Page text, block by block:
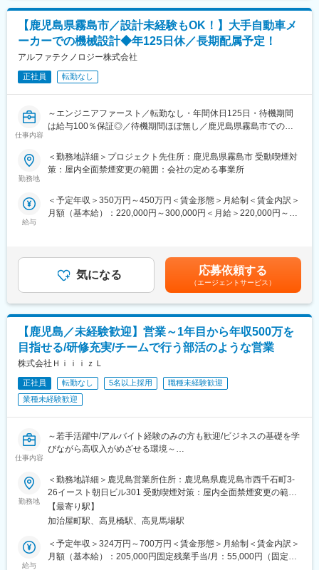
した社員も多数活躍しています。
■安心して働けるキャリア設計
当社では、あなたの「得意」や「理想の働き方」に合わせて、"最
短でのキャリアアップを設計します♪"
雑談ベースで進める面接なので、まずは気軽に理想を聞かせてく
ださい！
■就業環境
年間休日125日以上、完全週休2日制（土日祝）、残業も月平均16
変更の範囲：会社の定める業務
を起点に、マルチベンダーで最適解を設計・提案できる環境で
す。
【具体的な業務内容】
・既存顧客を中心としたアカウントマネジメント
・顧客の事業環境、IR情報、現場の声を踏まえた課題仮説の立案
・業務プロセス・ドキュメント活用状況の分析
・社内エンジニア／専門営業と連携した解決策の企画・提案
・見積・契約、導入後のフォロー・効果検証
・継続的な改善提案による信頼関係構築
【特徴】
・自社製品に縛られない
・提案～導入～定着まで一気通貫で関与
・営業自身が案件の起点となり、チームをリードするスタイル
●顧客と深くつながる「圧倒的な接点力」
複合機をパスポートに、業界・部門を問わず顧客と継続的な関係
す。
●経営視点での課題解決に挑戦できる
顧客の総合窓口として、中長期の経営・業務改革テーマに伴走。
商材に縛られず、本質的な解決策を描ける裁量があります。
●働き方改革を「自ら体現」
自社でもDX・業務改革を推進しており、提案するだけでなく、自
ら実践している環境です。
●就業条件
全社平均残業約20時間程度・週2回在宅可・年休125日
変更の範囲：会社の定める業務
【鹿児島県霧島市／設計未経験もOK！】大手自動車メ
ーカーでの機械設計◆年125日休／長期配属予定！
アルファテクノロジー株式会社
正社員 転勤なし
仕事内容
～エンジニアファースト／転勤なし・年間休日125日・待機期間
は給与100％保証◎／待機期間ほぼ無し／鹿児島県霧島市での長
られる！／大手自動車メーカーでの就業～
◇チーム単位の配属なので、未経験の方でも安心して就業できる
ようにフォロー体制を整えております。
せします。
◇担当範囲
設計、CAE、試作、試験・評価、生産準備
アッパー部全体を開発設計：ボデー設計、内装設計、シート設
計、外装設計など
◇使用ツール：CATIA
これまでのCAD使用経験を重視し、設計にチャレンジできる環境
です！
■組織構成：当社からは初めてのアサインメンバーとなりますが、
順次増員予定です。現場関係者は20代~50代と幅広く活躍してお
設計未経験でもフォローできるような体制を整えております。
性）
→上期・下期でできたことを自己評価＋客先の方からも同様の項
目で評価をしていただき、総合で判断します。
◎どんなプロジェクトでも年間休日は125日
当社ではどの案件でも年間休日は125日取得できるように調整を
勤務地
＜勤務地詳細＞プロジェクト先住所：鹿児島県霧島市 受動喫煙対
策：屋内全面禁煙変更の範囲：会社の定める事業所
給与
＜予定年収＞350万円～450万円＜賃金形態＞月給制＜賃金内訳＞
月額（基本給）：220,000円～300,000円＜月給＞220,000円～
給：年1回■賞与：年2回（計３カ月分※業績変動）待機期間中も給
与の変動はございません。賃金はあくまでも目安の金額であり、
選考を通じて上下する可能性があります。月給(月額)は固定手当を
含めた表記です。
気になる 応募依頼する
（エージェントサービス）
【鹿児島／未経験歓迎】営業～1年目から年収500万を
目指せる/研修充実/チームで行う部活のような営業
株式会社ＨｉｉｉｚＬ
正社員 転勤なし 5名以上採用
職種未経験歓迎
業種未経験歓迎
仕事内容
～若手活躍中/アルバイト経験のみの方も歓迎/ビジネスの基礎を学
びながら高収入がめざせる環境～
【仕事内容】
商業施設内のイベント会場をお借りし、お客様の暮らしに合った
商品やサービスを提案するプロモーション営業です。現在は主に
ウォーターサーバーを取り扱っています。
【魅力ポイント】
☆毎日成功体験が積める！
勤務地
＜勤務地詳細＞鹿児島営業所住所：鹿児島県鹿児島市西千石町3-
26イースト朝日ビル301 受動喫煙対策：屋内全面禁煙変更の範
囲：会社の定める事業所
【最寄り駅】
加治屋町駅、高見橋駅、高見馬場駅
給与
＜予定年収＞324万円～700万円＜賃金形態＞月給制＜賃金内訳＞
月額（基本給）：205,000円固定残業手当/月：55,000円（固定残